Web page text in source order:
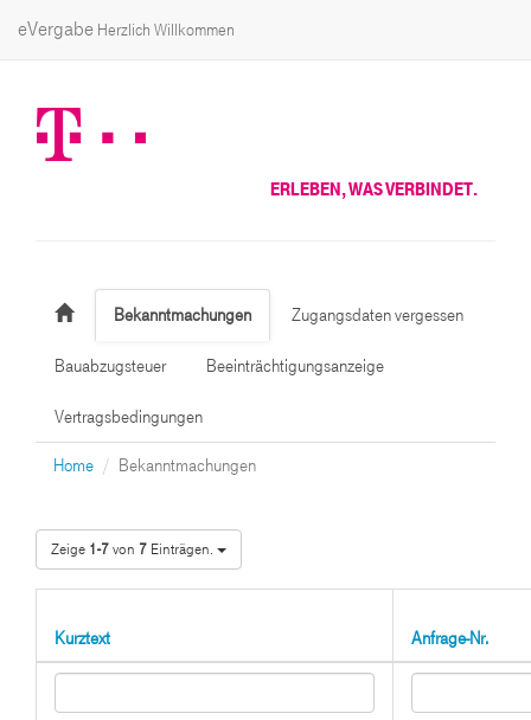
eVergabe Herzlich Willkommen
ERLEBEN, WAS VERBINDET.
Bekanntmachungen Zugangsdaten vergessen
Bauabzugsteuer Beeinträchtigungsanzeige
Vertragsbedingungen
Home Bekanntmachungen
Zeige 1-7von 7 Einträgen.
Kurztext Anfrage-Nr.